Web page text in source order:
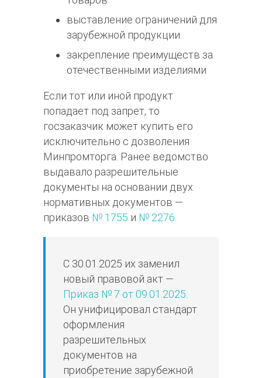
выставление ограничений для
зарубежной продукции
закрепление преимуществ за
отечественными изделиями
Если тот или иной продукт
попадает под запрет, то
госзаказчик может купить его
исключительно с дозволения
Минпромторга. Ранее ведомство
выдавало разрешительные
документы на основании двух
нормативных документов —
приказов № 1755 и № 2276
С 30.01.2025 их заменил
новый правовой акт —
Приказ № 7 от 09.01.2025
Он унифицировал стандарт
оформления
разрешительных
документов на
приобретение зарубежной